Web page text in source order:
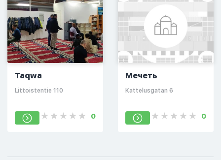
Taqwa
Littoistentie 110
0
Мечеть
Kattelusgatan 6
0